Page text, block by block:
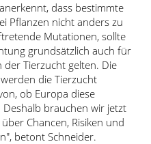
dass bestimmte
Pflanzen nicht anders zu
Mutationen, sollte
grundsätzlich auch für
Tierzucht gelten. Die
die Tierzucht
ob Europa diese
brauchen wir jetzt
Chancen, Risiken und
, betont Schneider.